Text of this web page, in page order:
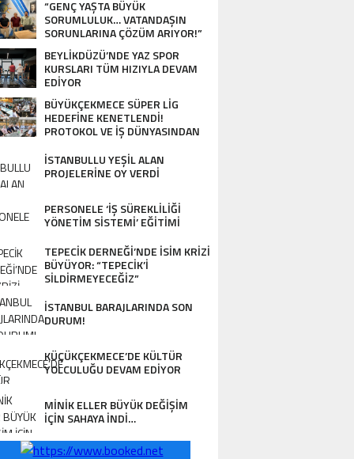
“GENÇ YAŞTA BÜYÜK
SORUMLULUK… VATANDAŞIN
SORUNLARINA ÇÖZÜM ARIYOR!”
BEYLİKDÜZÜ’NDE YAZ SPOR
KURSLARI TÜM HIZIYLA DEVAM
EDİYOR
BÜYÜKÇEKMECE SÜPER LİG
HEDEFİNE KENETLENDİ!
PROTOKOL VE İŞ DÜNYASINDAN
DESTEK…
İSTANBULLU YEŞİL ALAN
PROJELERİNE OY VERDİ
PERSONELE ‘İŞ SÜREKLİLİĞİ
YÖNETİM SİSTEMİ’ EĞİTİMİ
TEPECİK DERNEĞİ’NDE İSİM KRİZİ
BÜYÜYOR: “TEPECİK’İ
SİLDİRMEYECEĞİZ”
İSTANBUL BARAJLARINDA SON
DURUM!
KÜÇÜKÇEKMECE’DE KÜLTÜR
YOLCULUĞU DEVAM EDİYOR
MİNİK ELLER BÜYÜK DEĞİŞİM
İÇİN SAHAYA İNDİ…